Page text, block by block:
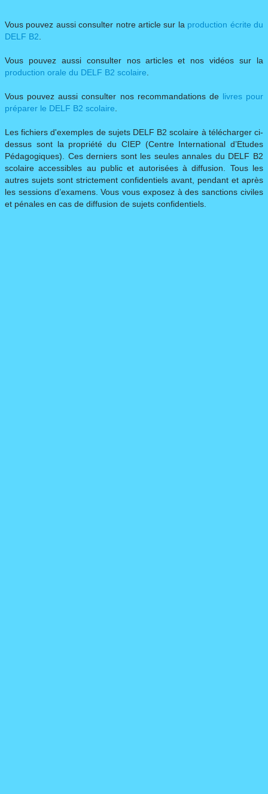
Vous pouvez aussi consulter notre article sur la production écrite du
DELF B2.​
Vous pouvez aussi consulter nos articles et nos vidéos sur la
production orale du DELF B2 scolaire.
Vous pouvez aussi consulter nos recommandations de livres pour
préparer le DELF B2 scolaire.
Les fichiers d'exemples de sujets DELF B2 scolaire à télécharger ci-
dessus sont la propriété du CIEP (Centre International d’Etudes
Pédagogiques). Ces derniers sont les seules annales du DELF B2
scolaire accessibles au public et autorisées à diffusion. Tous les
autres sujets sont strictement confidentiels avant, pendant et après
les sessions d’examens. Vous vous exposez à des sanctions civiles
et pénales en cas de diffusion de sujets confidentiels.